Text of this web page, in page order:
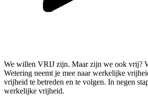
We willen VRIJ zijn. Maar zijn we ook vrij?
Wetering neemt je mee naar werkelijke
vrijheid te betreden en te volgen. In negen
werkelijke vrijheid.